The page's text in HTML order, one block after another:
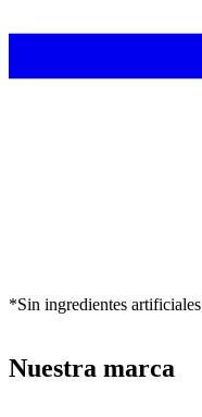
*Sin ingredientes
Nuestra marca